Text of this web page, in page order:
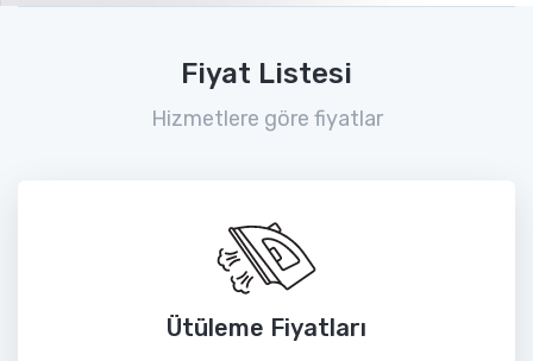
Fiyat Listesi
Hizmetlere göre fiyatlar
Ütüleme Fiyatları